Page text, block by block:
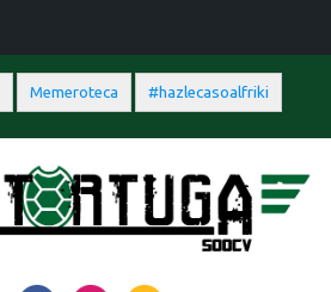
Memeroteca #hazlecasoalfriki